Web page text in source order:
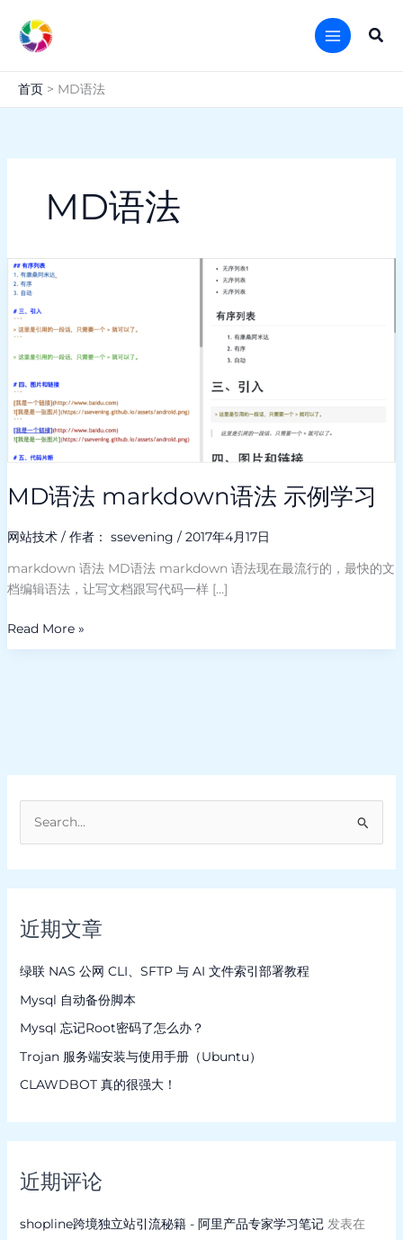
搜
首页 MD语法
MD语法
MD语法 markdown语法 示例学习
网站技术/ 作者： ssevening / 2017年4月17日
markdown 语法 MD语法 markdown 语法现在最流行的，最快的文
档编辑语法，让写文档跟写代码一样 […]
MD
语
法
markdown
示
例
学
习
Read More »
近期文章
绿联 NAS 公网 CLI、SFTP 与 AI 文件索引部署教程
Mysql 自动备份脚本
Mysql 忘记Root密码了怎么办？
Trojan 服务端安装与使用手册（Ubuntu）
CLAWDBOT 真的很强大！
近期评论
shopline跨境独立站引流秘籍 - 阿里产品专家学习笔记发表在